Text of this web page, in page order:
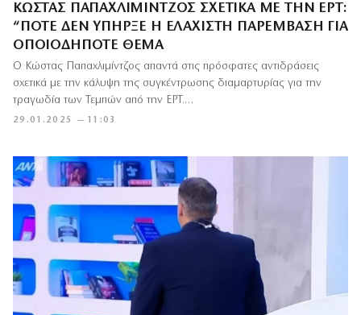
ΚΏΣΤΑΣ ΠΑΠΑΧΛΙΜΊΝΤΖΟΣ ΣΧΕΤΙΚΆ ΜΕ ΤΗΝ ΕΡΤ:
“ΠΟΤΈ ΔΕΝ ΥΠΉΡΞΕ Η ΕΛΆΧΙΣΤΗ ΠΑΡΈΜΒΑΣΗ ΓΙΑ
ΟΠΟΙΟΔΉΠΟΤΕ ΘΈΜΑ
29.01.2025 — 11:03
Ο Κώστας Παπαχλιμίντζος απαντά στις πρόσφατες αντιδράσεις
σχετικά με την κάλυψη της συγκέντρωσης διαμαρτυρίας για την
τραγωδία των Τεμπών από την ΕΡΤ.…